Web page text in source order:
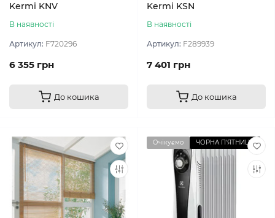
Kermi KNV
В наявності
Артикул: F720296
6 355 грн
До кошика
Kermi KSN
В наявності
Артикул: F289939
7 401 грн
До кошика
Очікуємо ЧОРНА П'ЯТНИЦЯ